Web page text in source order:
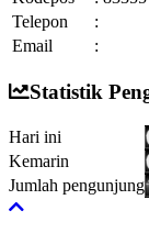
Telepon
:
Email
:
Statistik
Hari ini
Kemarin
Jumlah pengunjung